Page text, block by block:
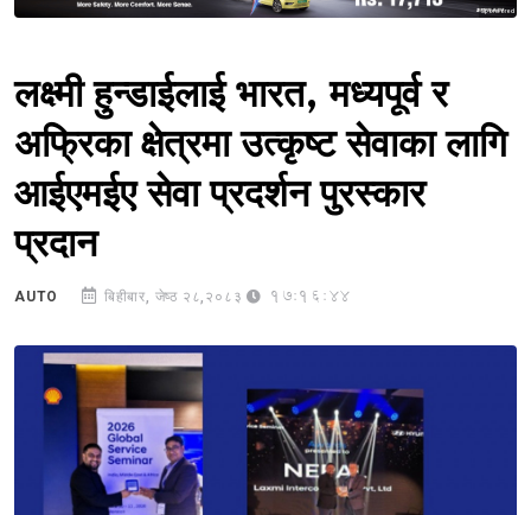
Sponsored
लक्ष्मी हुन्डाईलाई भारत, मध्यपूर्व र
अफ्रिका क्षेत्रमा उत्कृष्ट सेवाका लागि
आईएमईए सेवा प्रदर्शन पुरस्कार
प्रदान
AUTO बिहीबार, जेष्ठ २८,२०८३ 17:16:44